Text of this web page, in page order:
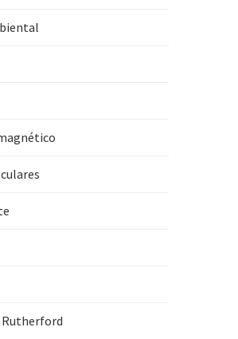
Rutherford